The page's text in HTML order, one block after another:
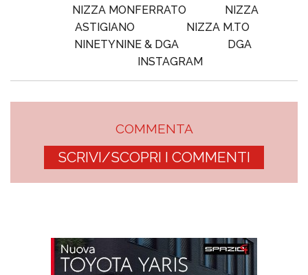
NIZZA MONFERRATO
NIZZA
ASTIGIANO
NIZZA M.TO
NINETYNINE & DGA
DGA
INSTAGRAM
COMMENTA
SCRIVI/SCOPRI I COMMENTI